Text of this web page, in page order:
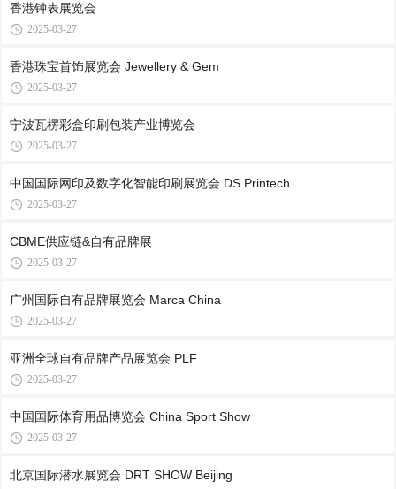
香港钟表展览会
2025-03-27
香港珠宝首饰展览会 Jewellery & Gem
2025-03-27
宁波瓦楞彩盒印刷包装产业博览会
2025-03-27
中国国际网印及数字化智能印刷展览会 DS Printech
2025-03-27
CBME供应链&自有品牌展
2025-03-27
广州国际自有品牌展览会 Marca China
2025-03-27
亚洲全球自有品牌产品展览会 PLF
2025-03-27
中国国际体育用品博览会 China Sport Show
2025-03-27
北京国际潜水展览会 DRT SHOW Beijing